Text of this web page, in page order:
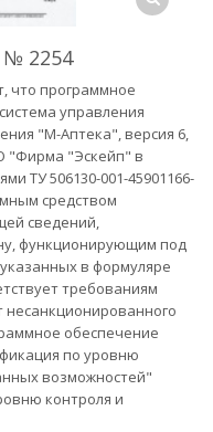
№ 2254
что программное
управления
"М-Аптека", версия 6,
"Фирма "Эскейп" в
ТУ 506130-001-45901166-
средством
сведений,
функционирующим под
в формуляре
требованиям
обеспечение
по уровню
возможностей"
контроля и